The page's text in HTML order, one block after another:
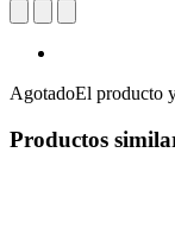
AgotadoEl producto
Productos